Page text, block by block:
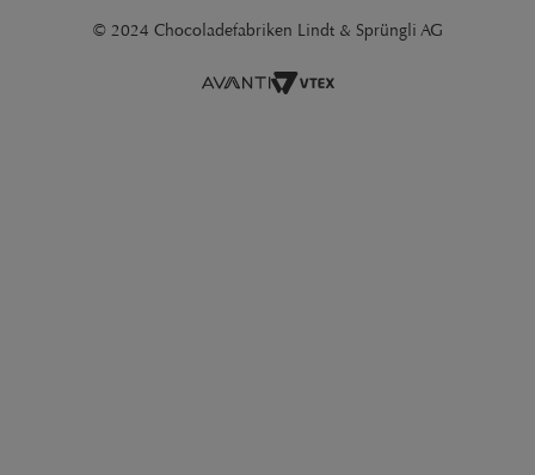
© 2024 Chocoladefabriken Lindt & Sprüngli AG